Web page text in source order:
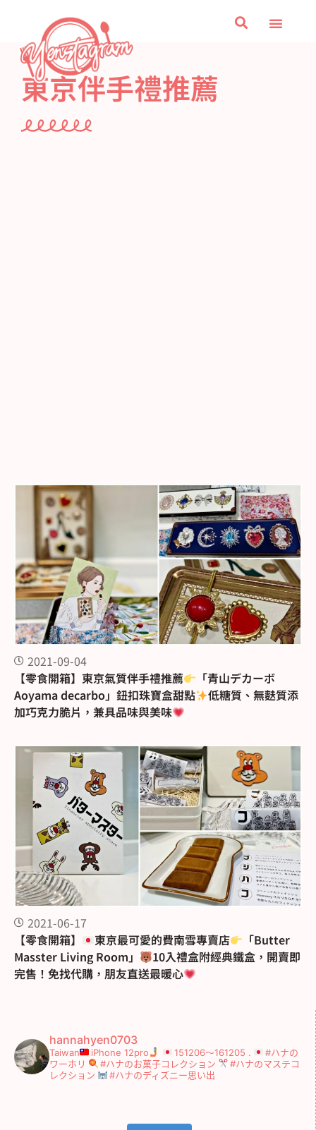
hannahyen0703
Taiwan iPhone 12pro 151206～161205 .
#ハナの
ワーホリ
#ハナのお菓子コレクション
#ハナのマステコ
レクション
#ハナのディズニー思い出
東京伴手禮推薦
2021-09-04
【零食開箱】東京氣質伴手禮推薦
「青山デカーボ
Aoyama decarbo」鈕扣珠寶盒甜點
低糖質、無麩質添
加巧克力脆片，兼具品味與美味
2021-06-17
【零食開箱】
東京最可愛的費南雪專賣店
「Butter
Masster Living Room」
10入禮盒附經典鐵盒，開賣即
完售！免找代購，朋友直送最暖心